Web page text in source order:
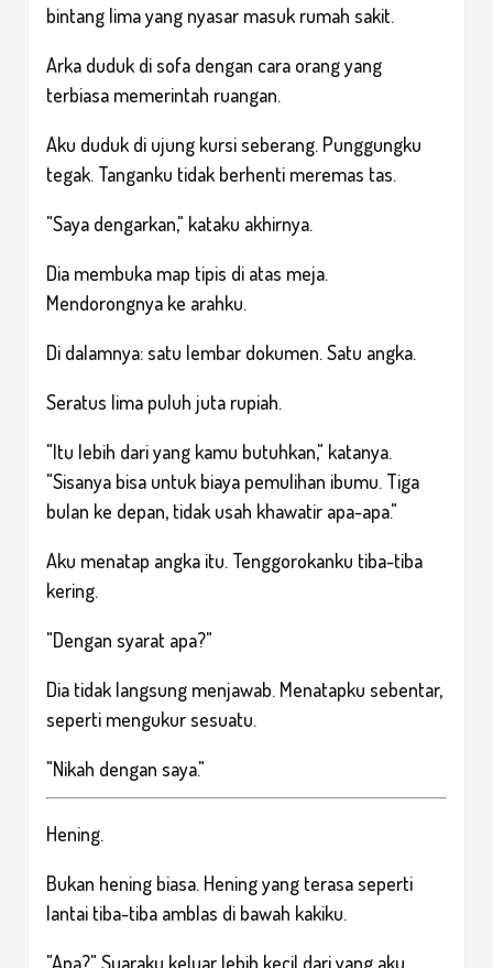
bintang lima yang nyasar masuk rumah sakit.
Arka duduk di sofa dengan cara orang yang
terbiasa memerintah ruangan.
Aku duduk di ujung kursi seberang. Punggungku
tegak. Tanganku tidak berhenti meremas tas.
"Saya dengarkan," kataku akhirnya.
Dia membuka map tipis di atas meja.
Mendorongnya ke arahku.
Di dalamnya: satu lembar dokumen. Satu angka.
Seratus lima puluh juta rupiah.
"Itu lebih dari yang kamu butuhkan," katanya.
"Sisanya bisa untuk biaya pemulihan ibumu. Tiga
bulan ke depan, tidak usah khawatir apa-apa."
Aku menatap angka itu. Tenggorokanku tiba-tiba
kering.
"Dengan syarat apa?"
Dia tidak langsung menjawab. Menatapku sebentar,
seperti mengukur sesuatu.
"Nikah dengan saya."
Hening.
Bukan hening biasa. Hening yang terasa seperti
lantai tiba-tiba amblas di bawah kakiku.
"Apa?" Suaraku keluar lebih kecil dari yang aku